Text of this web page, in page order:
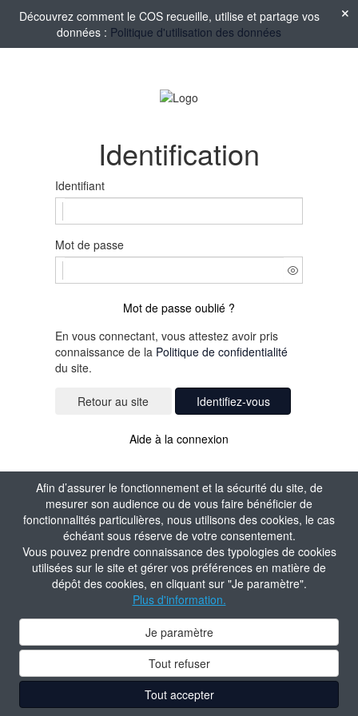
Afin d’assurer le fonctionnement et la sécurité du site, de
mesurer son audience ou de vous faire bénéficier de
fonctionnalités particulières, nous utilisons des cookies, le cas
échéant sous réserve de votre consentement.
Vous pouvez prendre connaissance des typologies de cookies
utilisées sur le site et gérer vos préférences en matière de
dépôt des cookies, en cliquant sur "Je paramètre".
Plus d'information.
Je paramètre
Tout refuser
Tout accepter
Découvrez comment le COS recueille, utilise et partage vos
données : Politique d'utilisation des données
Identification
Identifiant
Mot de passe
Mot de passe oublié ?
En vous connectant, vous attestez avoir pris
connaissance de la Politique de confidentialité
du site.
Identifiez-vous
Aide à la connexion